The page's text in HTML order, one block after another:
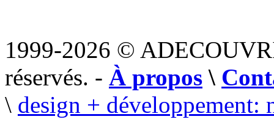
1999-2026 ©
réservés. - À propos \
\ design + développement: